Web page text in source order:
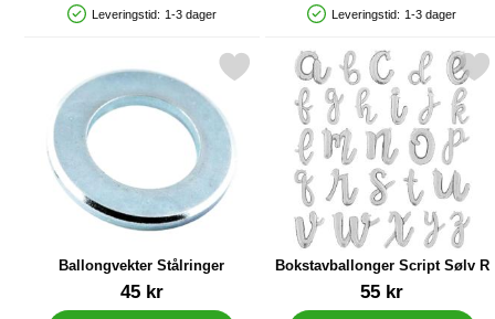
Produkttilgjengelighet: På lager
Leveringstid: 1-3 dager
Produkttilgjengelighet: På lager
Leveringstid: 1-3 dager
Ballongvekter Stålringer
Varenummer 25702
45 kr
Merk ballongvekter Stålringer som favoritt
Bokstavballonger Script Sølv R
Varenummer 20998
55 kr
Merk bokstavballonger